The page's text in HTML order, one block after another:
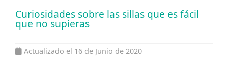
Curiosidades sobre las sillas que es fácil
que no supieras
Actualizado el 16 de Junio de 2020